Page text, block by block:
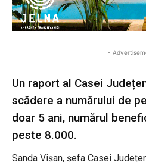
-
Un raport al Casei
scădere a numărului de
doar 5 ani, numărul
peste 8.000.
Sanda Vișan, șefa Casei